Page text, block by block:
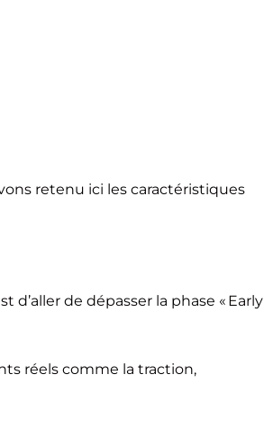
retenu ici les caractéristiques
d’aller de dépasser la phase « Early
réels comme la traction,